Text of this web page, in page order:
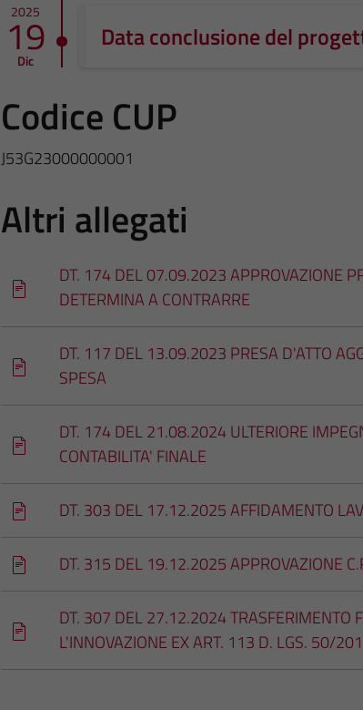
2025
19
Dic
Data conclusione del
Codice CUP
J53G23000000001
Altri allegati
DT. 174 DEL 07.09.2023 APPROVAZIONE
DETERMINA A CONTRARRE
DT. 117 DEL 13.09.2023 PRESA D'ATTO
SPESA
DT. 174 DEL 21.08.2024 ULTERIORE
CONTABILITA' FINALE
DT. 303 DEL 17.12.2025 AFFIDAMENTO
DT. 315 DEL 19.12.2025 APPROVAZIONE
DT. 307 DEL 27.12.2024 TRASFERIMENTO
L'INNOVAZIONE EX ART. 113 D. LGS. 50/